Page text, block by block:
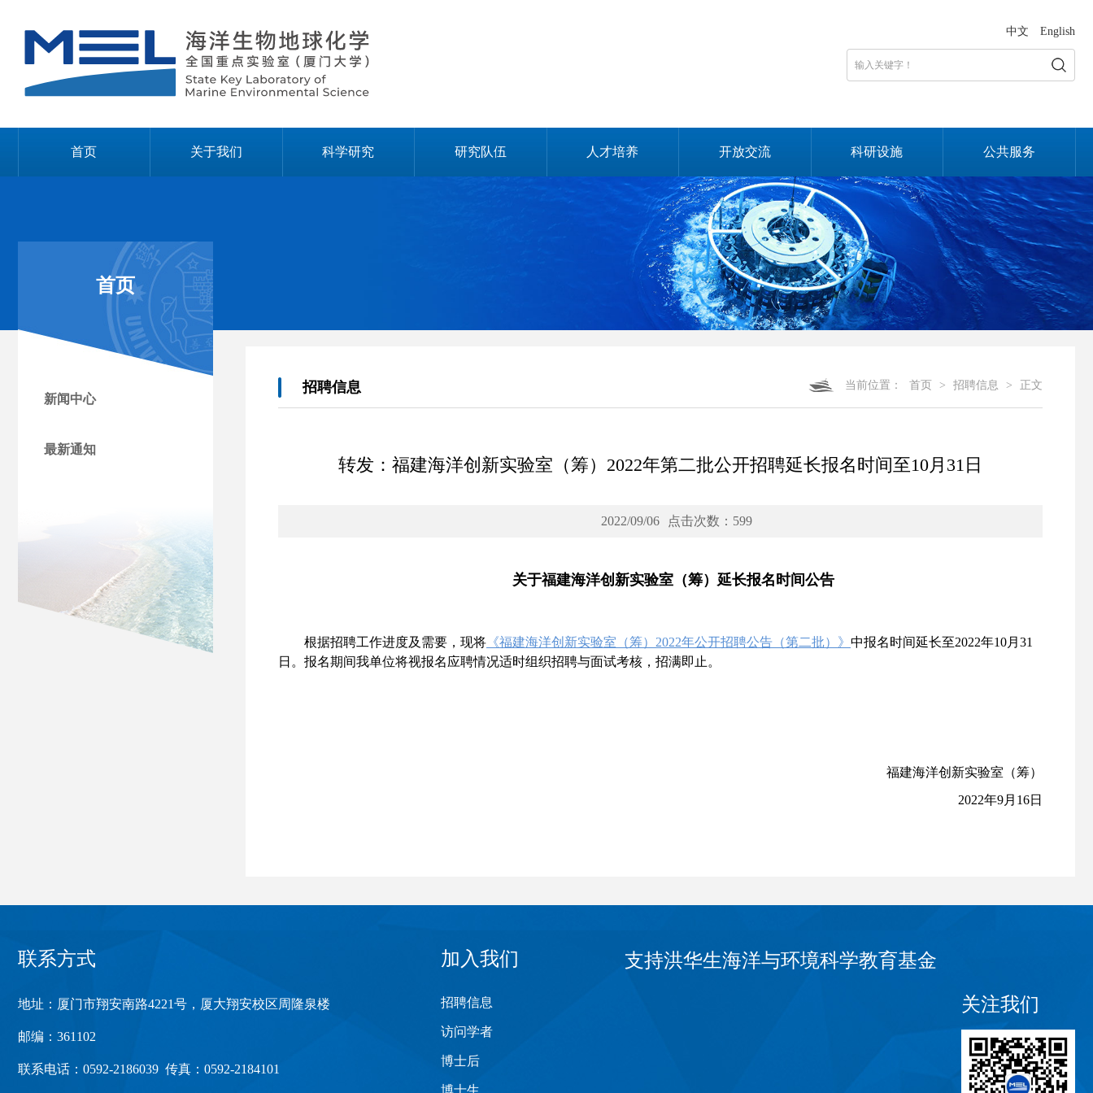
中文 English
首页 关于我们 科学研究 研究队伍 人才培养 开放交流 科研设施 公共服务
首页
新闻中心
最新通知
当前位置： 首页 > 招聘信息 > 正文
招聘信息
转发：福建海洋创新实验室（筹）2022年第二批公开招聘延长报名时间至10月31日
2022/09/06 点击次数： 599
关于福建海洋创新实验室（筹） 延长报名时间公告
根据招聘工作进度及需要，现将 《福建海洋创新实验室（筹）2022年公开招聘公告（第二批）》 中报名时间延长至2022年10月31
日。报名期间我单位将视报名应聘情况适时组织招聘与面试考核，招满即止。
福建海洋创新实验室（筹）
2022年9月16日
联系方式
地址：厦门市翔安南路4221号，厦大翔安校区周隆泉楼
邮编：361102
联系电话：0592-2186039 传真：0592-2184101
加入我们
招聘信息
访问学者
博士后
支持洪华生海洋与环境科学教育基金
关注我们